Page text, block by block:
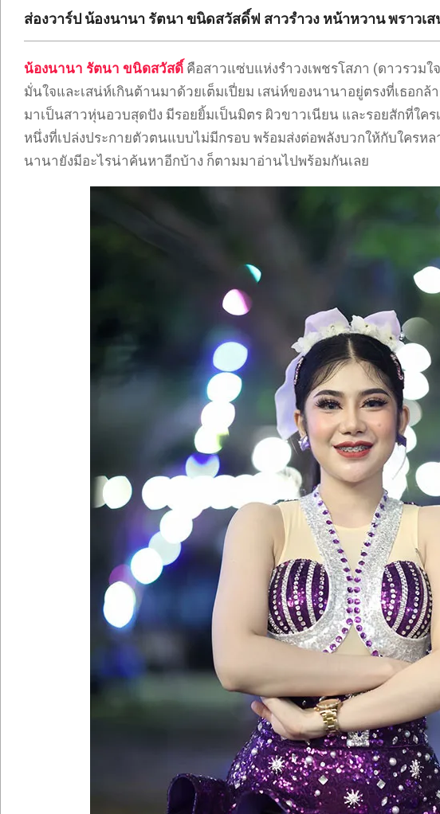
ส่องวาร์ป น้องนานา รัตนา ขนิดสวัสดิ์ฟ สาวรำวง หน้าหวาน พราวเ
น้องนานา รัตนา ขนิดสวัสดิ์ คือสาวแซ่บแห่งรำวงเพชรโสภา (ดาวรวม
มั่นใจและเสน่ห์เกินต้านมาด้วยเต็มเปี่ยม เสน่ห์ของนานาอยู่ตรงที่เธอก
มาเป็นสาวหุ่นอวบสุดปัง มีรอยยิ้มเป็นมิตร ผิวขาวเนียน และรอยสักที่ใคร
หนึ่งที่เปล่งประกายตัวตนแบบไม่มีกรอบ พร้อมส่งต่อพลังบวกให้กับใครห
นานายังมีอะไรน่าค้นหาอีกบ้าง ก็ตามมาอ่านไปพร้อมกันเลย